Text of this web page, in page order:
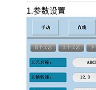
1.参数设置